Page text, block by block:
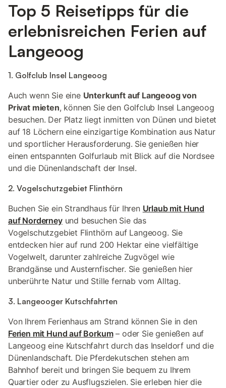
Top 5 Reisetipps für die
erlebnisreichen Ferien auf
Langeoog
1. Golfclub Insel Langeoog
Auch wenn Sie eine Unterkunft auf Langeoog von
Privat mieten, können Sie den Golfclub Insel Langeoog
besuchen. Der Platz liegt inmitten von Dünen und bietet
auf 18 Löchern eine einzigartige Kombination aus Natur
und sportlicher Herausforderung. Sie genießen hier
einen entspannten Golfurlaub mit Blick auf die Nordsee
und die Dünenlandschaft der Insel.
2. Vogelschutzgebiet Flinthörn
Buchen Sie ein Strandhaus für Ihren Urlaub mit Hund
auf Norderneyund besuchen Sie das
Vogelschutzgebiet Flinthörn auf Langeoog. Sie
entdecken hier auf rund 200 Hektar eine vielfältige
Vogelwelt, darunter zahlreiche Zugvögel wie
Brandgänse und Austernfischer. Sie genießen hier
unberührte Natur und Stille fernab vom Alltag.
3. Langeooger Kutschfahrten
Von Ihrem Ferienhaus am Strand können Sie in den
Ferien mit Hund auf Borkum– oder Sie genießen auf
Langeoog eine Kutschfahrt durch das Inseldorf und die
Dünenlandschaft. Die Pferdekutschen stehen am
Bahnhof bereit und bringen Sie bequem zu Ihrem
Quartier oder zu Ausflugszielen. Sie erleben hier die